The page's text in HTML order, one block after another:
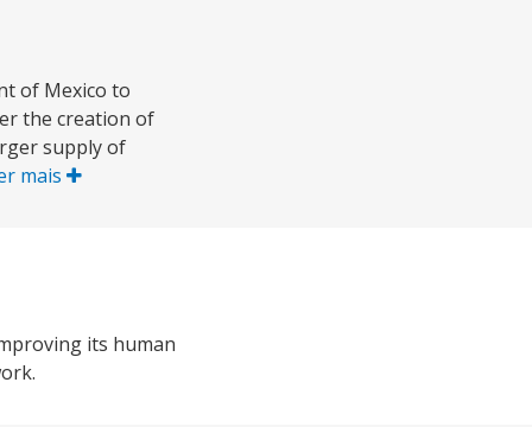
of Mexico to
the creation of
supply of
mais
its human